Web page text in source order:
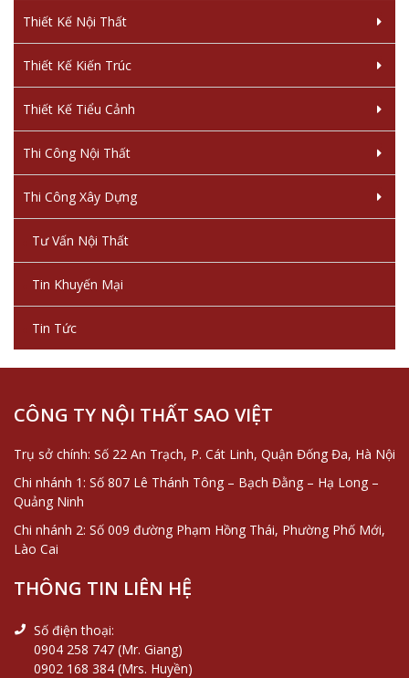
Thiết Kế Nội Thất
Thiết Kế Kiến Trúc
Thiết Kế Tiểu Cảnh
Thi Công Nội Thất
Thi Công Xây Dựng
Tư Vấn Nội Thất
Tin Khuyến Mại
Tin Tức
CÔNG TY NỘI THẤT SAO VIỆT
Trụ sở chính: Số 22 An Trạch, P. Cát Linh, Quận Đống Đa, Hà Nội
Chi nhánh 1: Số 807 Lê Thánh Tông – Bạch Đằng – Hạ Long –
Quảng Ninh
Chi nhánh 2: Số 009 đường Phạm Hồng Thái, Phường Phố Mới,
Lào Cai
THÔNG TIN LIÊN HỆ
Số điện thoại:
0904 258 747 (Mr. Giang)
0902 168 384 (Mrs. Huyền)